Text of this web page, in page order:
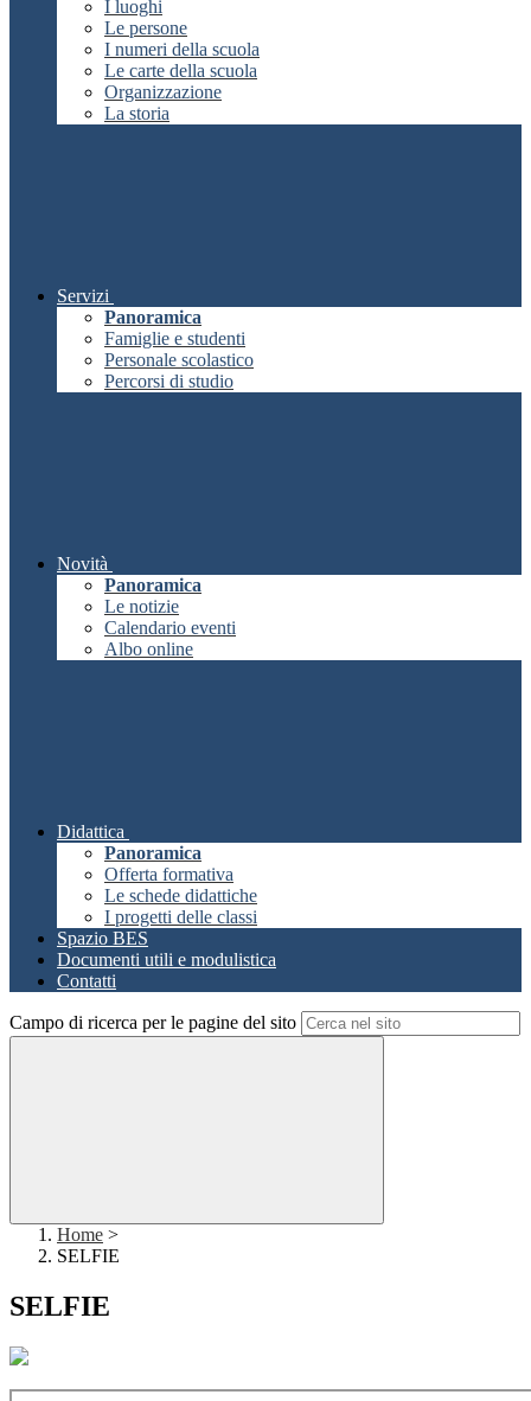
I luoghi
Le persone
I numeri della scuola
Le carte della scuola
Organizzazione
La storia
Servizi
Panoramica
Famiglie e studenti
Personale scolastico
Percorsi di studio
Novità
Panoramica
Le notizie
Calendario eventi
Albo online
Didattica
Panoramica
Offerta formativa
Le schede didattiche
I progetti delle classi
Spazio BES
Documenti utili e modulistica
Contatti
Campo di ricerca per le pagine del sito
Home >
SELFIE
SELFIE